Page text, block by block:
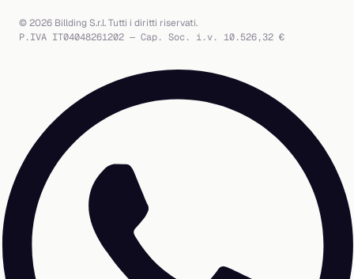
© 2026 Billding S.r.l. Tutti i diritti riservati.
P.IVA IT04048261202 — Cap. Soc. i.v. 10.526,32 €